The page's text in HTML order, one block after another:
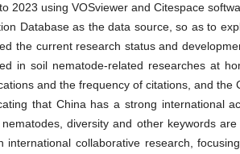
2023 using VOSviewer and Citespace
Database as the data source, so as to
the current research status and
in soil nematode-related researches at
and the frequency of citations, and the
that China has a strong international
diversity and other keywords
collaborative research,